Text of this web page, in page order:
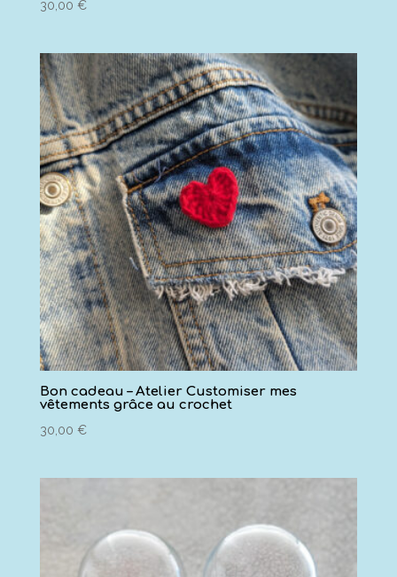
30,00 €
Bon cadeau – Atelier Customiser mes
vêtements grâce au crochet
30,00 €